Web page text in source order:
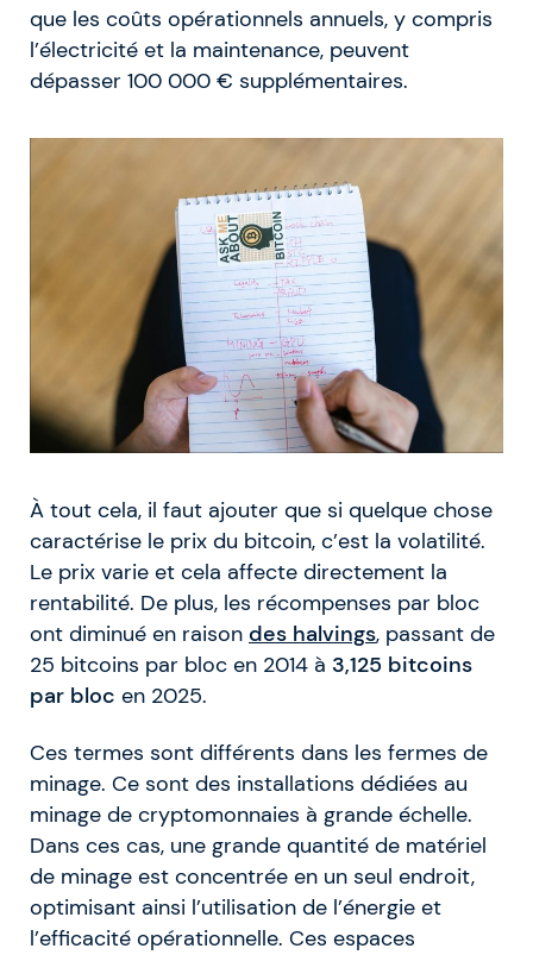
que les coûts opérationnels annuels, y compris
l’électricité et la maintenance, peuvent
dépasser 100 000 € supplémentaires.
À tout cela, il faut ajouter que si quelque chose
caractérise le prix du bitcoin, c’est la volatilité.
Le prix varie et cela affecte directement la
rentabilité. De plus, les récompenses par bloc
ont diminué en raison des halvings, passant de
25 bitcoins par bloc en 2014 à 3,125 bitcoins
par bloc en 2025.
Ces termes sont différents dans les fermes de
minage. Ce sont des installations dédiées au
minage de cryptomonnaies à grande échelle.
Dans ces cas, une grande quantité de matériel
de minage est concentrée en un seul endroit,
optimisant ainsi l’utilisation de l’énergie et
l’efficacité opérationnelle. Ces espaces